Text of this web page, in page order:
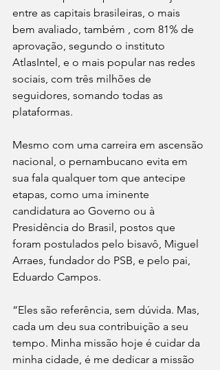
entre as capitais brasileiras, o mais
bem avaliado, também , com 81% de
aprovação, segundo o instituto
AtlasIntel, e o mais popular nas redes
sociais, com três milhões de
seguidores, somando todas as
plataformas.
Mesmo com uma carreira em ascensão
nacional, o pernambucano evita em
sua fala qualquer tom que antecipe
etapas, como uma iminente
candidatura ao Governo ou à
Presidência do Brasil, postos que
foram postulados pelo bisavô, Miguel
Arraes, fundador do PSB, e pelo pai,
Eduardo Campos.
“Eles são referência, sem dúvida. Mas,
cada um deu sua contribuição a seu
tempo. Minha missão hoje é cuidar da
minha cidade, é me dedicar a missão